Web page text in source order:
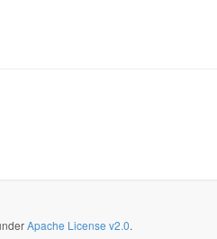
Apache License v2.0.